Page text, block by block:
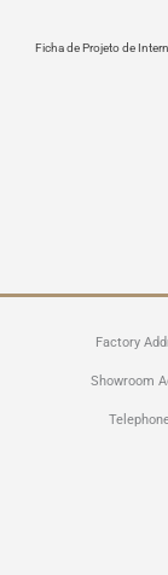
Ficha de Projeto de
Factory
Showroom